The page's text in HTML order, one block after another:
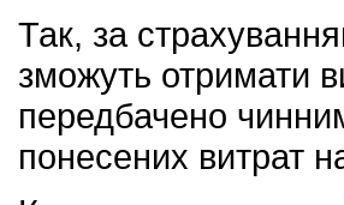
Так, за
зможуть отримати
передбачено
понесених витрат